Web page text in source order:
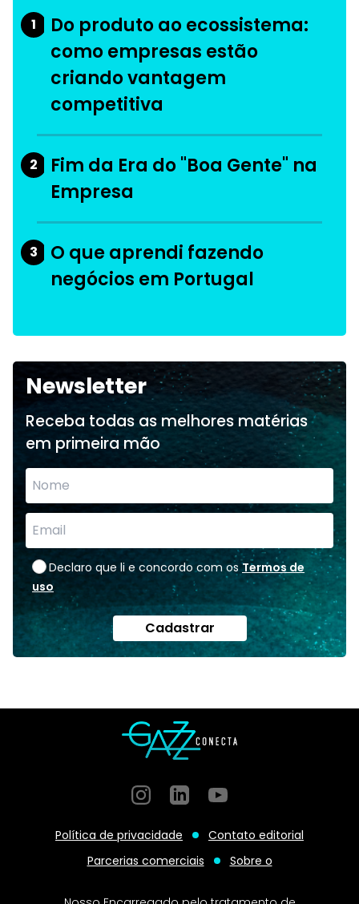
1
Do produto ao ecossistema:
como empresas estão
criando vantagem
competitiva
2
Fim da Era do "Boa Gente" na
Empresa
3
O que aprendi fazendo
negócios em Portugal
Newsletter
Receba todas as melhores matérias
em primeira mão
Declaro que li e concordo com os Termos de
uso
Cadastrar
InstagramGitHubGitHub
Política de privacidade
Contato editorial
Parcerias comerciais
Sobre o